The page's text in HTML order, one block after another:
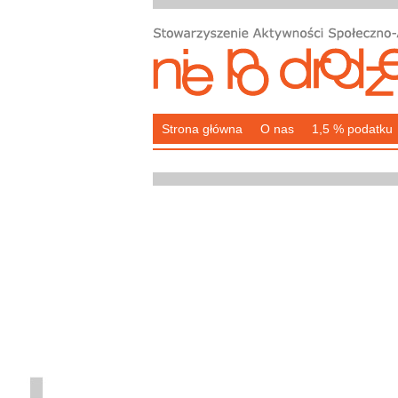
Strona główna O nas 1,5 % podatku